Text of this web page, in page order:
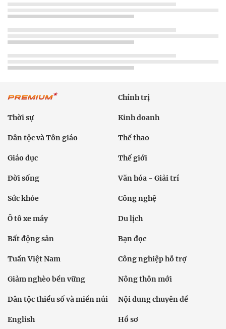
Chính trị
Thời sự Kinh doanh
Dân tộc và Tôn giáo Thể thao
Giáo dục Thế giới
Đời sống Văn hóa - Giải trí
Sức khỏe Công nghệ
Ô tô xe máy Du lịch
Bất động sản Bạn đọc
Tuần Việt Nam Công nghiệp hỗ trợ
Giảm nghèo bền vững Nông thôn mới
Dân tộc thiểu số và miền núi Nội dung chuyên đề
English Hồ sơ